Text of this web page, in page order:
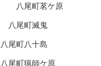
八尾町茗ケ原
八尾町滅鬼
八尾町八十島
八尾町猟師ケ原